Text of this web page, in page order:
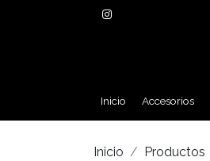
Inicio Accesorios
Inicio Productos